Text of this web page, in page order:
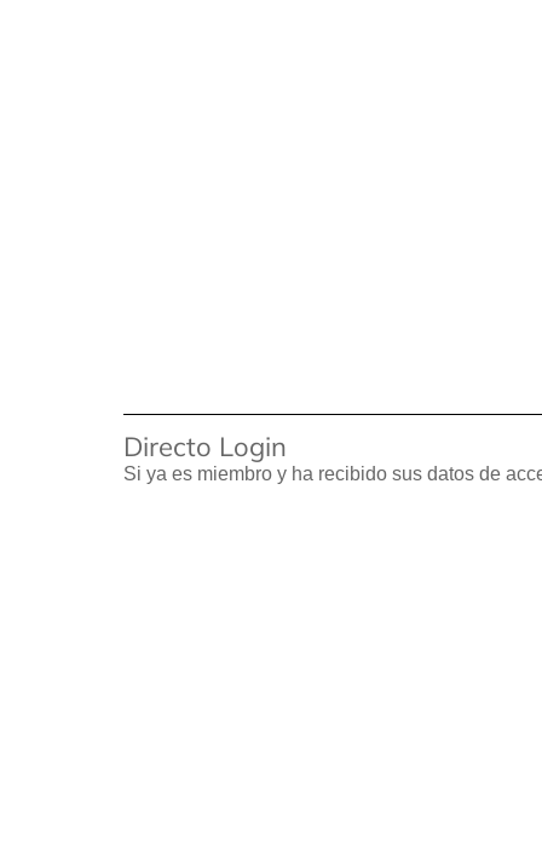
Directo Login
Si ya es miembro y ha recibido sus datos de